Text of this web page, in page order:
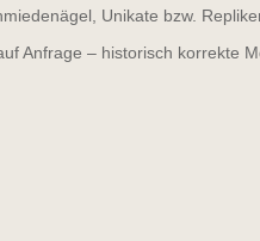
Unikate bzw.
Anfrage – historisch korrekte